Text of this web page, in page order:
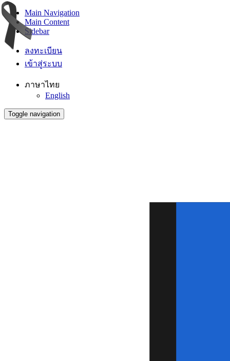
Main Navigation
Main Content
Sidebar
ลงทะเบียน
เข้าสู่ระบบ
ภาษาไทย
English
Toggle navigation